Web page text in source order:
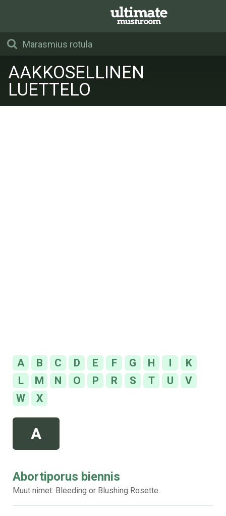
AAKKOSELLINEN
LUETTELO
A B C D E F G H I
K
L
M N O P R S T U
V
W
X
A
Abortiporus biennis
Muut nimet: Bleeding or Blushing Rosette.